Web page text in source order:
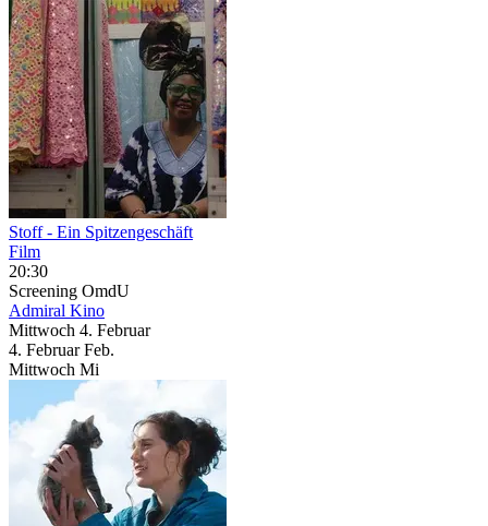
Stoff - Ein Spitzengeschäft
Film
20:30
Screening OmdU
Admiral Kino
Mittwoch 4. Februar
4. Februar Feb.
Mittwoch Mi